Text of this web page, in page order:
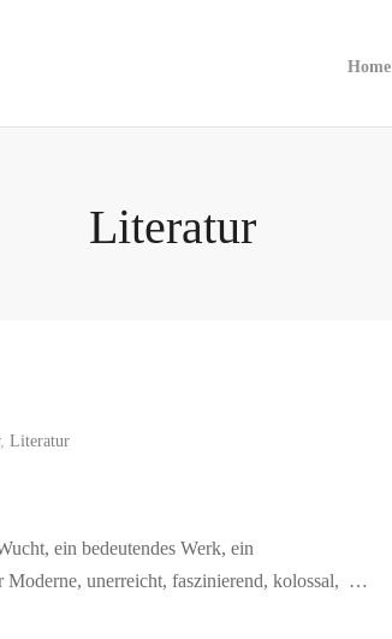
Home
Literatur
, Literatur
ein bedeutendes Werk, ein
Moderne, unerreicht, faszinierend, kolossal, …